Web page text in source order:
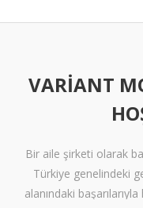
VARIANT
Bir aile şirketi olarak
Türkiye genelindeki
alanındaki